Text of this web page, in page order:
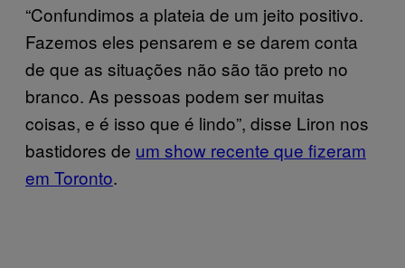
“Confundimos a plateia de um jeito positivo.
Fazemos eles pensarem e se darem conta
de que as situações não são tão preto no
branco. As pessoas podem ser muitas
coisas, e é isso que é lindo”, disse Liron nos
bastidores de um show recente que fizeram
em Toronto.